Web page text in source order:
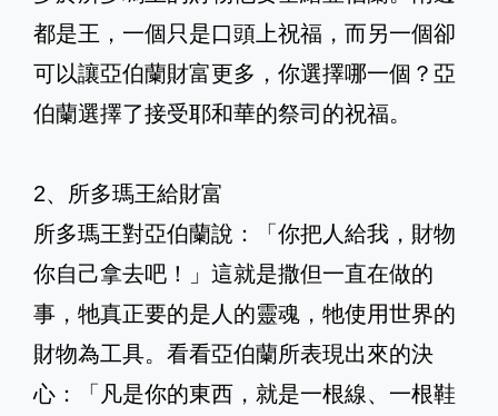
都是王，一個只是口頭上祝福，而另一個卻
可以讓亞伯蘭財富更多，你選擇哪一個？亞
伯蘭選擇了接受耶和華的祭司的祝福。
2、所多瑪王給財富
所多瑪王對亞伯蘭說：「你把人給我，財物
你自己拿去吧！」這就是撒但一直在做的
事，牠真正要的是人的靈魂，牠使用世界的
財物為工具。看看亞伯蘭所表現出來的決
心：「凡是你的東西，就是一根線、一根鞋